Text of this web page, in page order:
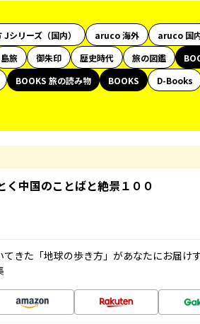
シリーズ（国内） aruco 海外 aruco 国
島旅 御朱印 歴史時代 旅の図鑑
BOOKS 旅の読み物 BOOKS
D-Books
く中国のことばと絶景１００
きた「地球の歩き方」があなたにお届け